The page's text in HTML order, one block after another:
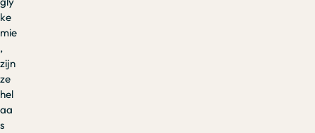
ke
mie
,
zijn
ze
hel
aa
s